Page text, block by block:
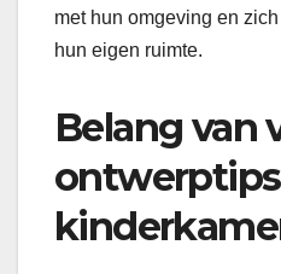
met hun omgeving en
hun eigen ruimte.
Belang van